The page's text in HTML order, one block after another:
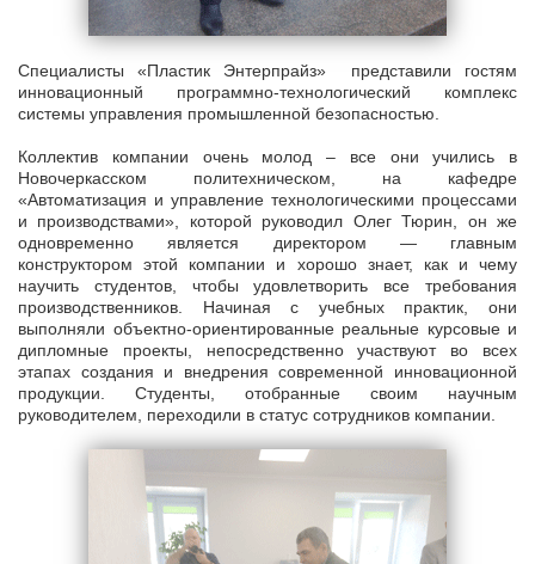
Специалисты «Пластик Энтерпрайз» представили гостям
инновационный программно-технологический комплекс
системы управления промышленной безопасностью.
Коллектив компании очень молод – все они учились в
Новочеркасском политехническом, на кафедре
«Автоматизация и управление технологическими процессами
и производствами», которой руководил Олег Тюрин, он же
одновременно является директором — главным
конструктором этой компании и хорошо знает, как и чему
научить студентов, чтобы удовлетворить все требования
производственников. Начиная с учебных практик, они
выполняли объектно-ориентированные реальные курсовые и
дипломные проекты, непосредственно участвуют во всех
этапах создания и внедрения современной инновационной
продукции. Студенты, отобранные своим научным
руководителем, переходили в статус сотрудников компании.